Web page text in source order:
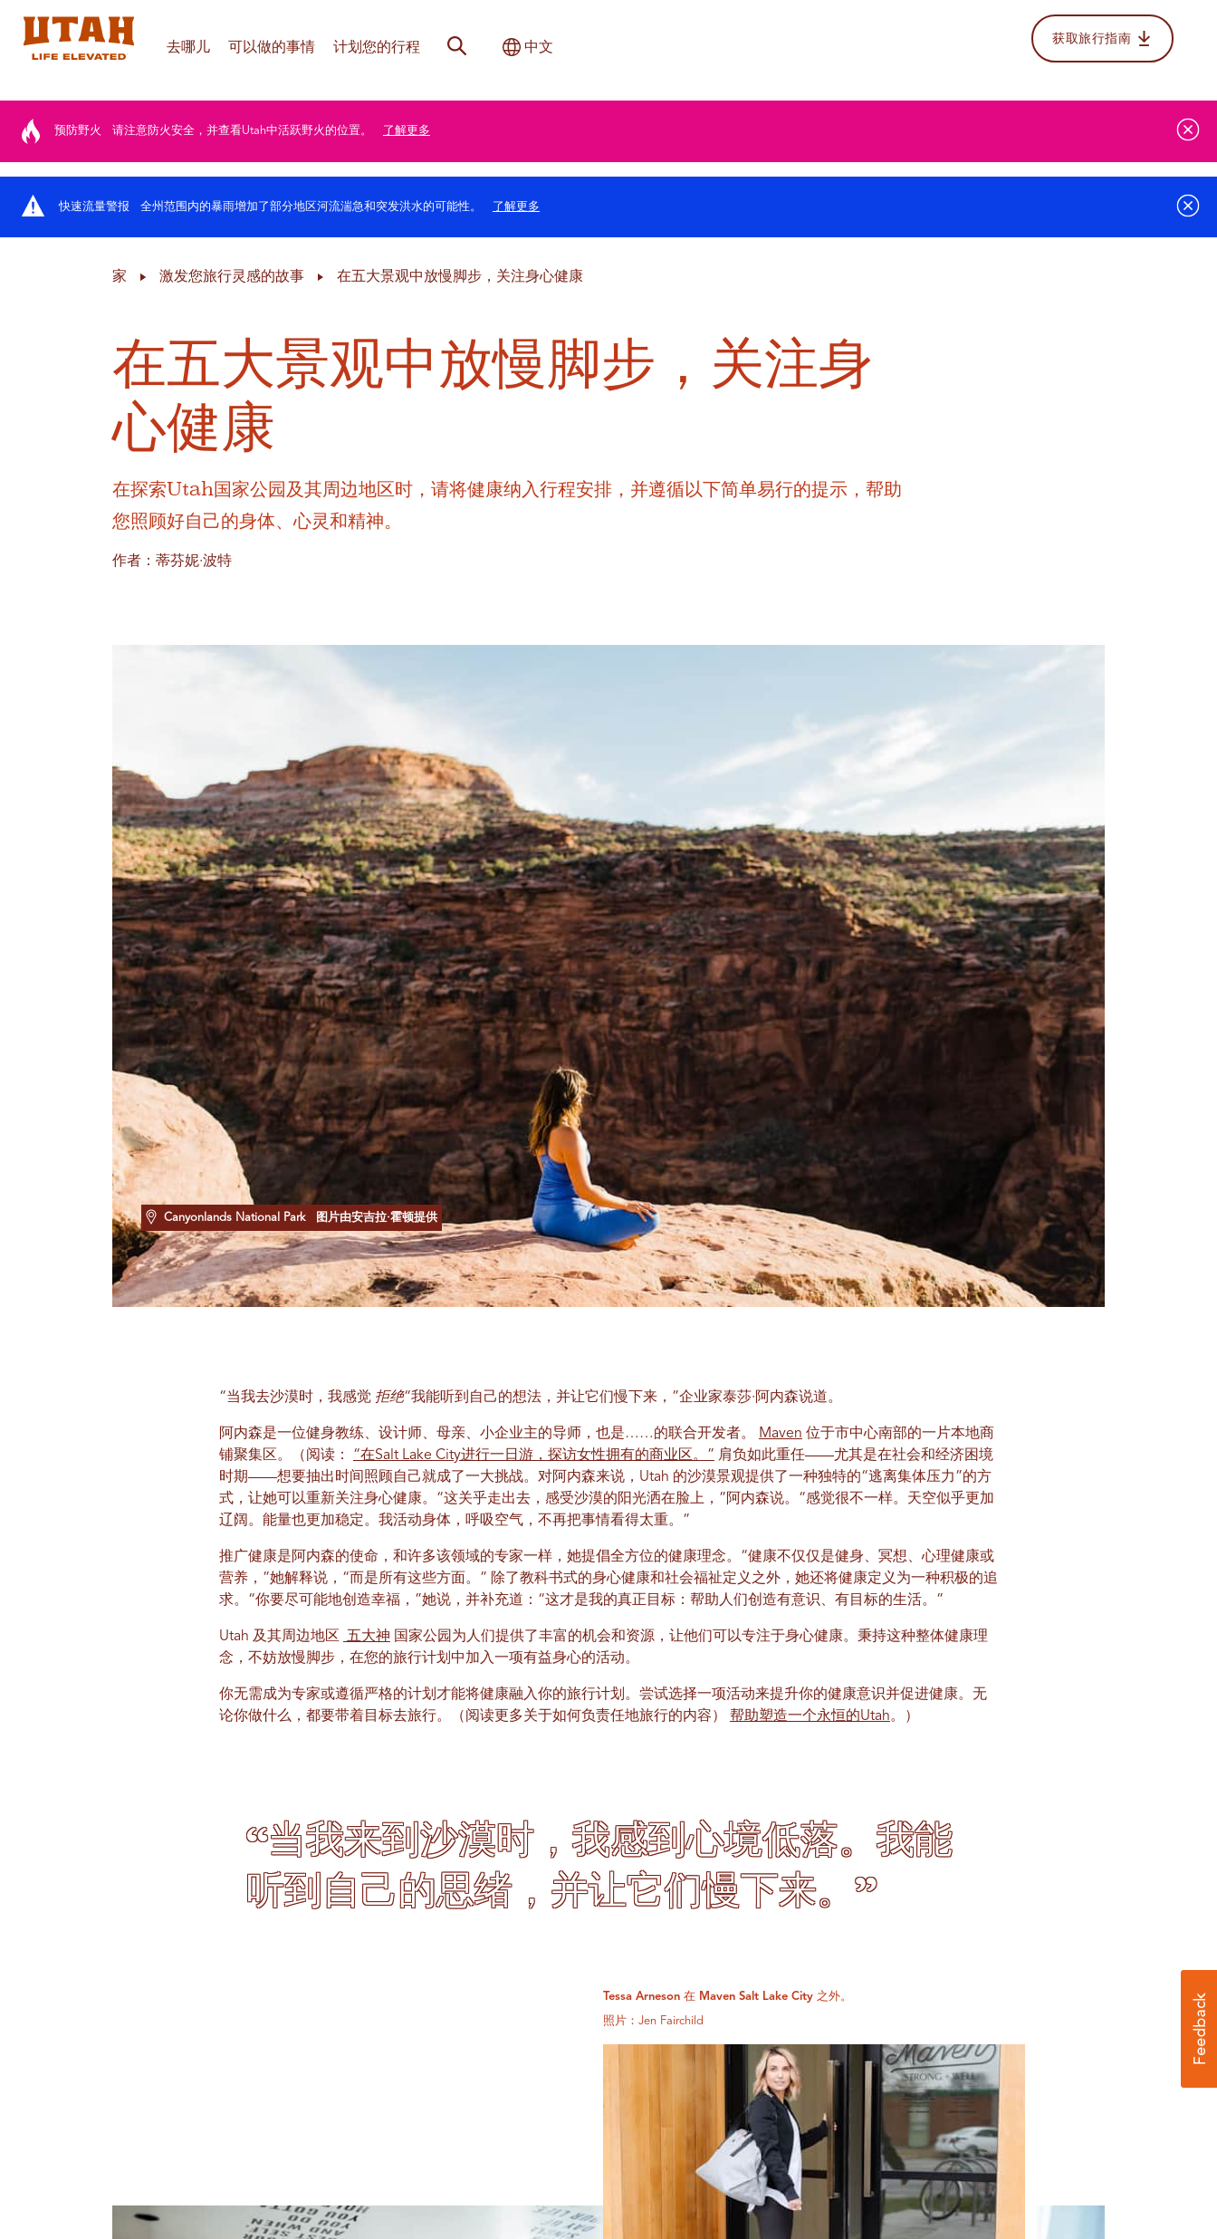
去哪儿 可以做的事情 计划您的行程 网站搜索切换国际
中文 获取旅行指南
预防野火 请注意防火安全，并查看Utah中活跃野火的位置。 了解更多
快速流量警报 全州范围内的暴雨增加了部分地区河流湍急和突发洪水的可能性。 了解更多
家 激发您旅行灵感的故事 在五大景观中放慢脚步，关注身心健康
在五大景观中放慢脚步，关注身
心健康
在探索Utah国家公园及其周边地区时，请将健康纳入行程安排，并遵循以下简单易行的提示，帮助
您照顾好自己的身体、心灵和精神。
作者：蒂芬妮·波特
Canyonlands National Park 图片由安吉拉·霍顿提供
“当我去沙漠时，我感觉拒绝“我能听到自己的想法，并让它们慢下来，”企业家泰莎·阿内森说道。
阿内森是一位健身教练、设计师、母亲、小企业主的导师，也是……的联合开发者。 Maven 位于市中心南部的一片本地商
铺聚集区。（阅读： “在Salt Lake City进行一日游，探访女性拥有的商业区。” 肩负如此重任——尤其是在社会和经济困境
时期——想要抽出时间照顾自己就成了一大挑战。对阿内森来说，Utah 的沙漠景观提供了一种独特的“逃离集体压力”的方
式，让她可以重新关注身心健康。“这关乎走出去，感受沙漠的阳光洒在脸上，”阿内森说。“感觉很不一样。天空似乎更加
辽阔。能量也更加稳定。我活动身体，呼吸空气，不再把事情看得太重。”
推广健康是阿内森的使命，和许多该领域的专家一样，她提倡全方位的健康理念。“健康不仅仅是健身、冥想、心理健康或
营养，”她解释说，“而是所有这些方面。” 除了教科书式的身心健康和社会福祉定义之外，她还将健康定义为一种积极的追
求。“你要尽可能地创造幸福，”她说，并补充道：“这才是我的真正目标：帮助人们创造有意识、有目标的生活。”
Utah 及其周边地区 五大神 国家公园为人们提供了丰富的机会和资源，让他们可以专注于身心健康。秉持这种整体健康理
念，不妨放慢脚步，在您的旅行计划中加入一项有益身心的活动。
你无需成为专家或遵循严格的计划才能将健康融入你的旅行计划。尝试选择一项活动来提升你的健康意识并促进健康。无
论你做什么，都要带着目标去旅行。（阅读更多关于如何负责任地旅行的内容） 帮助塑造一个永恒的Utah。）
“当我来到沙漠时，我感到心境低落。我能
听到自己的思绪，并让它们慢下来。”
Tessa Arneson 在 Maven Salt Lake City 之外。
照片：Jen Fairchild